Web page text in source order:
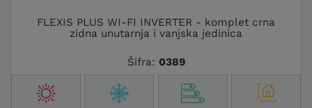
FLEXIS PLUS WI-FI INVERTER - komplet crna
zidna unutarnja i vanjska jedinica
Šifra: 0389